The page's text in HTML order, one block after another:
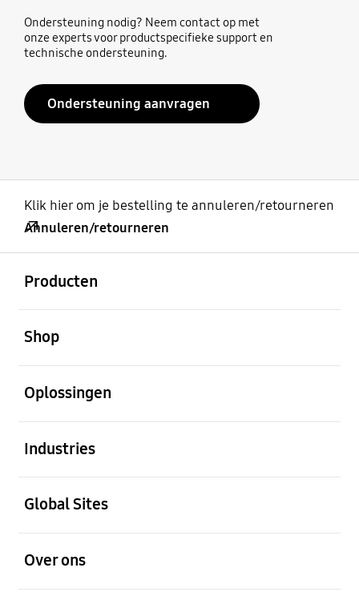
Ondersteuning nodig? Neem contact op met
onze experts voor productspecifieke support en
technische ondersteuning.
Ondersteuning aanvragen
Klik hier om je bestelling te annuleren/retourneren
Annuleren/retourneren
Producten
Shop
Oplossingen
Industries
Global Sites
Over ons